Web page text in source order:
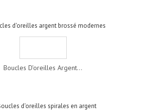
Boucles D'oreilles Argent...